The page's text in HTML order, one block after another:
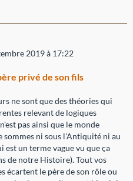
2019 à 17:22
privé de son fils
ne sont que des théories qui
relevant de logiques
pas ainsi que le monde
sommes ni sous l'Antiquité ni au
est un terme vague vu que ça
de notre Histoire). Tout vos
écartent le père de son rôle ou